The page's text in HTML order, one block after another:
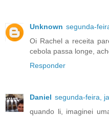
Unknown segunda-
Oi Rachel a receita
cebola passa longe,
Responder
Daniel segunda-feira,
quando li, imaginei